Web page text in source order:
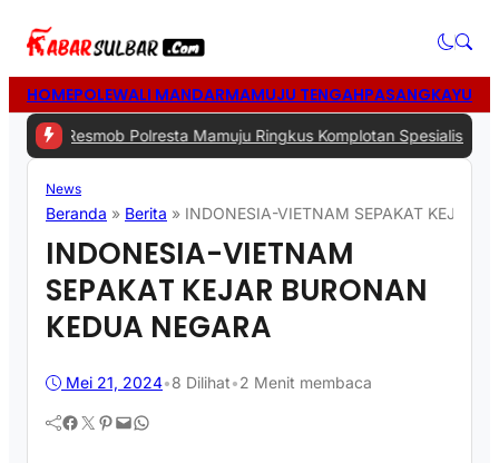
HOMEPOLEWALI MANDARMAMUJU TENGAHPASANGKAYU
Polresta Mamuju Ringkus Komplotan Spesialis Pencurian di
News
Beranda » Berita » INDONESIA-VIETNAM SEPAKAT KEJAR
INDONESIA-VIETNAM
SEPAKAT KEJAR BURONAN
KEDUA NEGARA
Mei 21, 2024•8 Dilihat•2 Menit membaca
Facebook Twitter Pinterest Mail WhatsApp